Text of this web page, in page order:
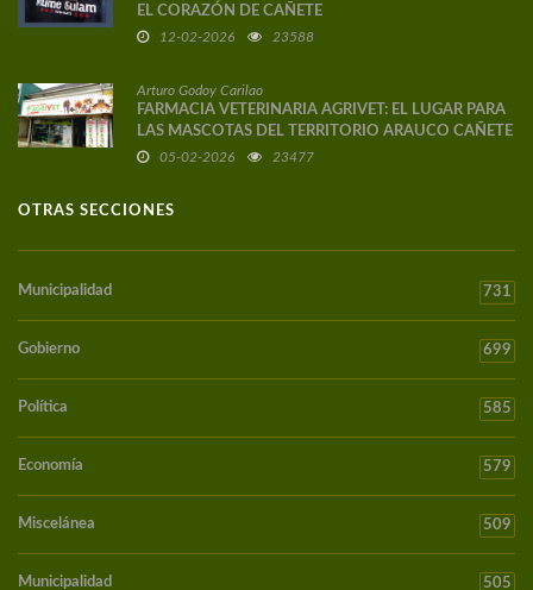
EL CORAZÓN DE CAÑETE
12-02-2026 23588
Arturo Godoy Carilao
FARMACIA VETERINARIA AGRIVET: EL LUGAR PARA
LAS MASCOTAS DEL TERRITORIO ARAUCO CAÑETE
05-02-2026 23477
OTRAS SECCIONES
Municipalidad 731
Gobierno 699
Política 585
Economía 579
Miscelánea 509
Municipalidad 505